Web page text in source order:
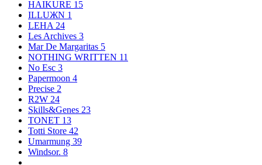
HAIKURE 15
ILLUЖN 1
LEHA 24
Les Archives 3
Mar De Margaritas 5
NOTHING WRITTEN 11
No Esc 3
Papermoon 4
Precise 2
R2W 24
Skills&Genes 23
TONET 13
Totti Store 42
Umarmung 39
Windsor. 8